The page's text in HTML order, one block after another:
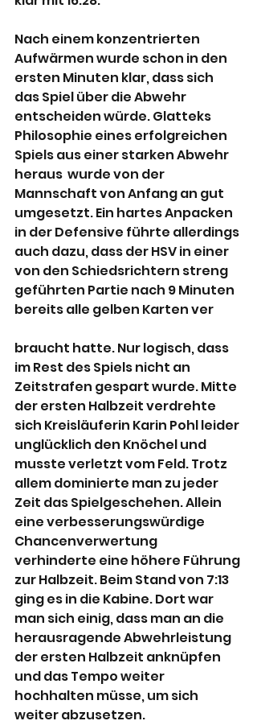
Nach einem konzentrierten
Aufwärmen wurde schon in den
ersten Minuten klar, dass sich
das Spiel über die Abwehr
entscheiden würde. Glatteks
Philosophie eines erfolgreichen
Spiels aus einer starken Abwehr
heraus  wurde von der
Mannschaft von Anfang an gut
umgesetzt. Ein hartes Anpacken
in der Defensive führte allerdings
auch dazu, dass der HSV in einer
von den Schiedsrichtern streng
geführten Partie nach 9 Minuten
bereits alle gelben Karten ver
braucht hatte. Nur logisch, dass
im Rest des Spiels nicht an
Zeitstrafen gespart wurde. Mitte
der ersten Halbzeit verdrehte
sich Kreisläuferin Karin Pohl leider
unglücklich den Knöchel und
musste verletzt vom Feld. Trotz
allem dominierte man zu jeder
Zeit das Spielgeschehen. Allein
eine verbesserungswürdige
Chancenverwertung
verhinderte eine höhere Führung
zur Halbzeit. Beim Stand von 7:13
ging es in die Kabine. Dort war
man sich einig, dass man an die
herausragende Abwehrleistung
der ersten Halbzeit anknüpfen
und das Tempo weiter
hochhalten müsse, um sich
weiter abzusetzen.